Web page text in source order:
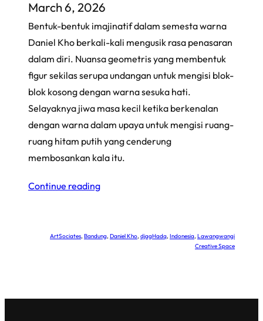
March 6, 2026
Bentuk-bentuk imajinatif dalam semesta warna
Daniel Kho berkali-kali mengusik rasa penasaran
dalam diri. Nuansa geometris yang membentuk
figur sekilas serupa undangan untuk mengisi blok-
blok kosong dengan warna sesuka hati.
Selayaknya jiwa masa kecil ketika berkenalan
dengan warna dalam upaya untuk mengisi ruang-
ruang hitam putih yang cenderung
membosankan kala itu.
Continue reading
ArtSociates, Bandung, Daniel Kho, djagHadq, Indonesia, Lawangwangi
Creative Space